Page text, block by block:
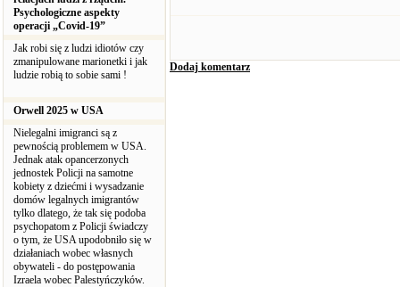
Psychologiczne aspekty
operacji „Covid-19”
Jak robi się z ludzi idiotów czy
zmanipulowane marionetki i jak
ludzie robią to sobie sami !
Orwell 2025 w USA
Nielegalni imigranci są z
pewnością problemem w USA.
Jednak atak opancerzonych
jednostek Policji na samotne
kobiety z dziećmi i wysadzanie
domów legalnych imigrantów
tylko dlatego, że tak się podoba
psychopatom z Policji świadczy
o tym, że USA upodobniło się w
działaniach wobec własnych
obywateli - do postępowania
Izraela wobec Palestyńczyków.
Dodaj komentarz